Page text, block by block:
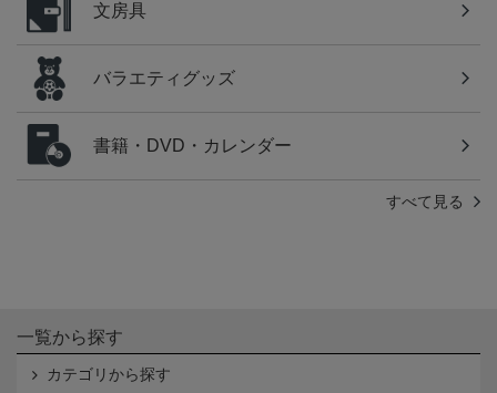
文房具
バラエティグッズ
書籍・DVD・カレンダー
すべて見る
一覧から探す
カテゴリから探す